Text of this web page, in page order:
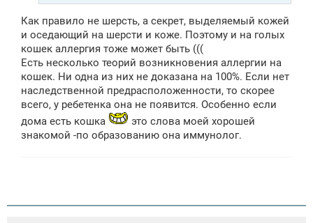
Как правило не шерсть, а секрет, выделяемый кожей
и оседающий на шерсти и коже. Поэтому и на голых
кошек аллергия тоже может быть (((
Есть несколько теорий возникновения аллергии на
кошек. Ни одна из них не доказана на 100%. Если нет
наследственной предрасположенности, то скорее
всего, у ребетенка она не появится. Особенно если
дома есть кошка
это слова моей хорошей
знакомой -по образованию она иммунолог.